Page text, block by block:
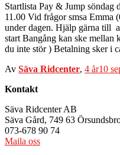
Startlista Pay & Jump söndag
11.00 Vid frågor smsa Emma
under dagen. Hjälp gärna till
start Bangång kan ske mellan
du inte stör ) Betalning sker i
Av Säva Ridcenter, 4 år10
Kontakt
Säva Ridcenter AB
Säva Gård, 749 63
073-678 90 74
Maila oss